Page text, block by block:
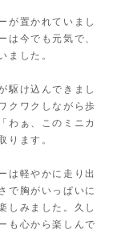
が置かれていまし
は今でも元気で、
ました。
駆け込んできまし
クワクしながら歩
わぁ、このミニカ
ります。
は軽やかに走り出
で胸がいっぱいに
しみました。久し
も心から楽しんで